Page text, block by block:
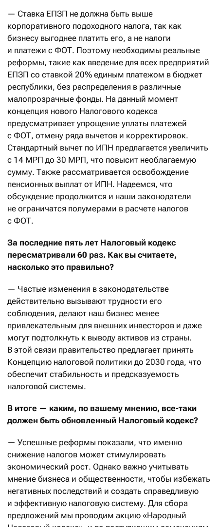
— Ставка ЕПЗП не должна быть выше
корпоративного подоходного налога, так как
бизнесу выгоднее платить его, а не налоги
и платежи с ФОТ. Поэтому необходимы реальные
реформы, такие как введение для всех предприятий
ЕПЗП со ставкой 20% единым платежом в бюджет
республики, без распределения в различные
малопрозрачные фонды. На данный момент
концепция нового Налогового кодекса
предусматривает упрощение уплаты платежей
с ФОТ, отмену ряда вычетов и корректировок.
Стандартный вычет по ИПН предлагается увеличить
с 14 МРП до 30 МРП, что повысит необлагаемую
сумму. Также рассматривается освобождение
пенсионных выплат от ИПН. Надеемся, что
обсуждение продолжится и наши законодатели
не ограничатся полумерами в расчете налогов
с ФОТ.
За последние пять лет Налоговый кодекс
пересматривали 60 раз. Как вы считаете,
насколько это правильно?
— Частые изменения в законодательстве
действительно вызывают трудности его
соблюдения, делают наш бизнес менее
привлекательным для внешних инвесторов и даже
могут подтолкнуть к выводу активов из страны.
В этой связи правительство предлагает принять
Концепцию налоговой политики до 2030 года, что
обеспечит стабильность и предсказуемость
налоговой системы.
В итоге — каким, по вашему мнению, все-таки
должен быть обновленный Налоговый кодекс?
— Успешные реформы показали, что именно
снижение налогов может стимулировать
экономический рост. Однако важно учитывать
мнение бизнеса и общественности, чтобы избежать
негативных последствий и создать справедливую
и эффективную налоговую систему. Для сбора
предложений мы проводим акцию «Народный